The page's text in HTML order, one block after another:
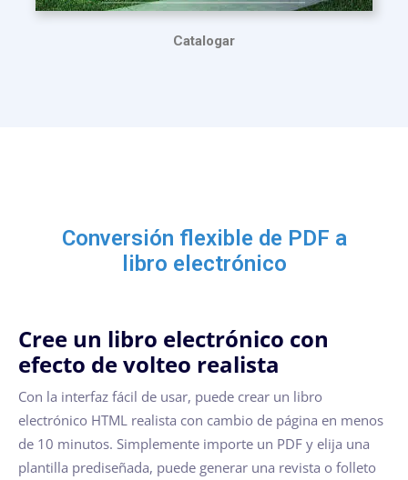
Catalogar
Conversión flexible de PDF a
libro electrónico
Cree un libro electrónico con
efecto de volteo realista
Con la interfaz fácil de usar, puede crear un libro
electrónico HTML realista con cambio de página en menos
de 10 minutos. Simplemente importe un PDF y elija una
plantilla prediseñada, puede generar una revista o folleto